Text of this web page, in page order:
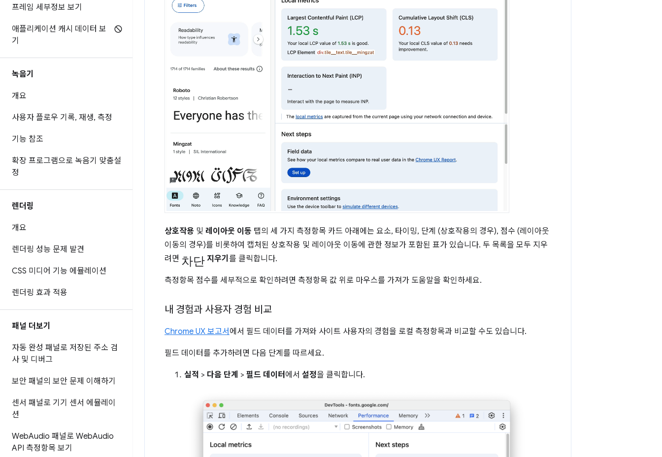
프레임 세부정보 보기
애플리케이션 캐시 데이터 보
기
녹음기
개요
사용자 플로우 기록, 재생, 측정
기능 참조
확장 프로그램으로 녹음기 맞춤설
정
렌더링
개요
렌더링 성능 문제 발견
CSS 미디어 기능 에뮬레이션
렌더링 효과 적용
패널 더보기
자동 완성 패널로 저장된 주소 검
사 및 디버그
보안 패널의 보안 문제 이해하기
센서 패널로 기기 센서 에뮬레이
션
WebAudio 패널로 WebAudio
API 측정항목 보기
상호작용 및 레이아웃 이동 탭의 세 가지 측정항목 카드 아래에는 요소, 타이밍, 단계 (상호작용의 경우), 점수 (레이아웃
이동의 경우)를 비롯하여 캡처된 상호작용 및 레이아웃 이동에 관한 정보가 포함된 표가 있습니다. 두 목록을 모두 지우
려면 차단 지우기 를 클릭합니다.
측정항목 점수를 세부적으로 확인하려면 측정항목 값 위로 마우스를 가져가 도움말을 확인하세요.
내 경험과 사용자 경험 비교
Chrome UX 보고서 에서 필드 데이터를 가져와 사이트 사용자의 경험을 로컬 측정항목과 비교할 수도 있습니다.
필드 데이터를 추가하려면 다음 단계를 따르세요.
실적 > 다음 단계 > 필드 데이터 에서 설정을 클릭합니다.